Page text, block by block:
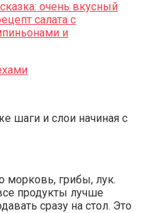
шаги и слои начиная с
морковь, грибы, лук.
продукты лучше
сразу на стол. Это